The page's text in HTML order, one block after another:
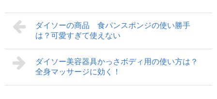
ダイソーの商品 食パンスポンジの使い勝手
は？可愛すぎて使えない
ダイソー美容器具かっさボディ用の使い方は？
全身マッサージに効く！